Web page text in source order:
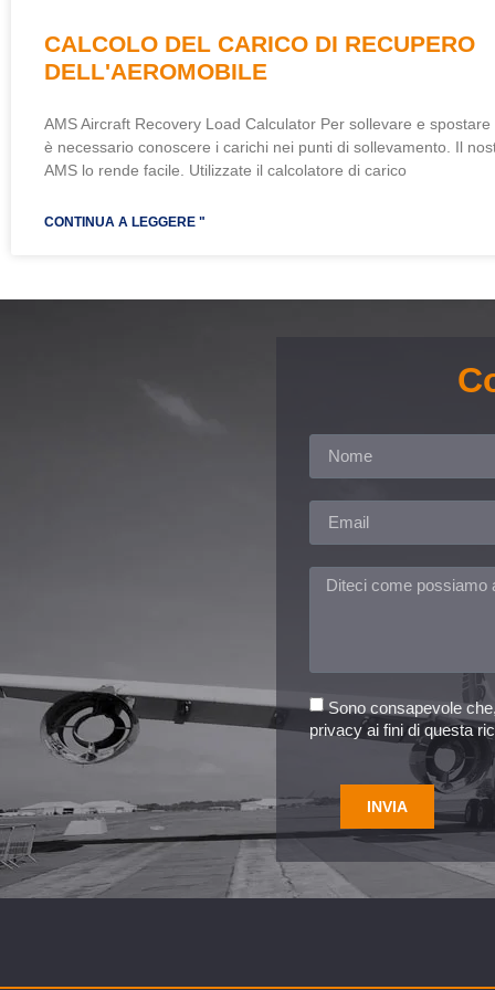
CALCOLO DEL CARICO DI RECUPERO
DELL'AEROMOBILE
AMS Aircraft Recovery Load Calculator Per sollevare e
è necessario conoscere i carichi nei punti di sollevamento. Il
AMS lo rende facile. Utilizzate il calcolatore di carico
CONTINUA A LEGGERE "
Sono consapevole
privacy ai fini di questa
INVIA